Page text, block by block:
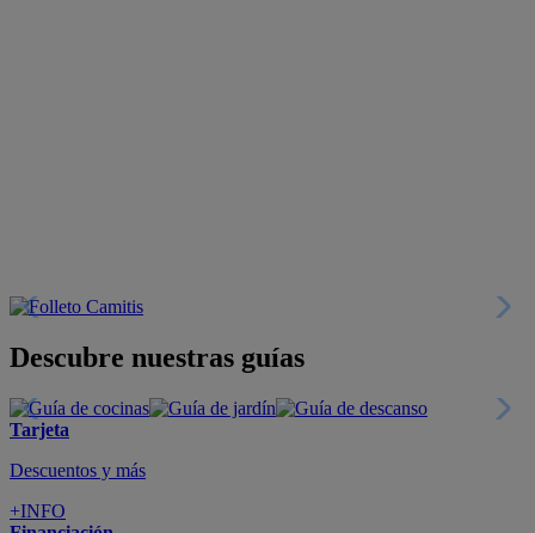
Descubre nuestras guías
Tarjeta
Descuentos y más
+INFO